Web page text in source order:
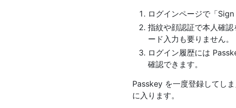
ログインページで「
指紋や顔認証で本人確
ード入力も要りません。
ログイン履歴には
確認できます。
Passkey を一度登録してし
に入ります。